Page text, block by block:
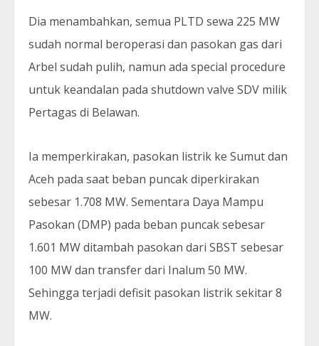
Dia menambahkan, semua PLTD sewa 225 MW
sudah normal beroperasi dan pasokan gas dari
Arbel sudah pulih, namun ada special procedure
untuk keandalan pada shutdown valve SDV milik
Pertagas di Belawan.
Ia memperkirakan, pasokan listrik ke Sumut dan
Aceh pada saat beban puncak diperkirakan
sebesar 1.708 MW. Sementara Daya Mampu
Pasokan (DMP) pada beban puncak sebesar
1.601 MW ditambah pasokan dari SBST sebesar
100 MW dan transfer dari Inalum 50 MW.
Sehingga terjadi defisit pasokan listrik sekitar 8
MW.